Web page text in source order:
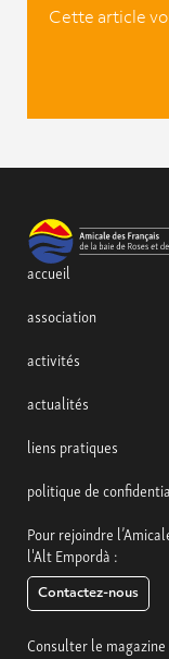
Cette article
accueil
association
activités
actualités
liens pratiques
politique de
Pour rejoindre
l'Alt Empordà :
Contactez-nous
Consulter le